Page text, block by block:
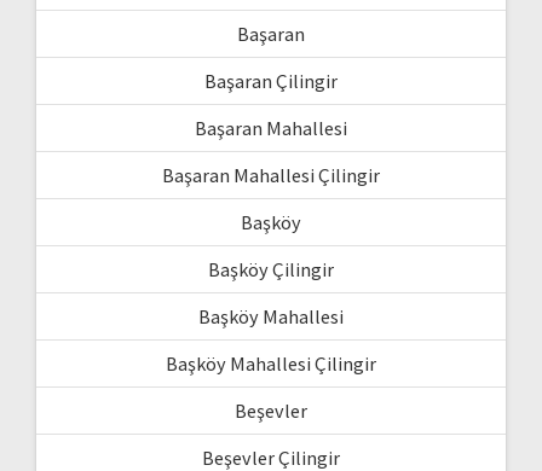
Başaran
Başaran Çilingir
Başaran Mahallesi
Başaran Mahallesi Çilingir
Başköy
Başköy Çilingir
Başköy Mahallesi
Başköy Mahallesi Çilingir
Beşevler
Beşevler Çilingir